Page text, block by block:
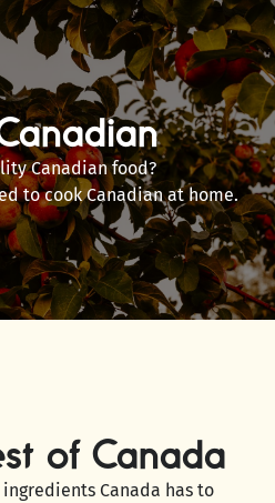
Canadian food?
to cook Canadian at home.
of Canada
Canada has to